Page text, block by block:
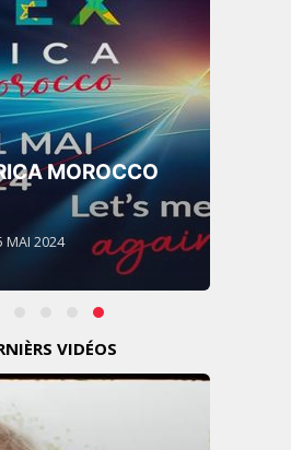
MOROCCO
MAI 2024
VIDÉOS